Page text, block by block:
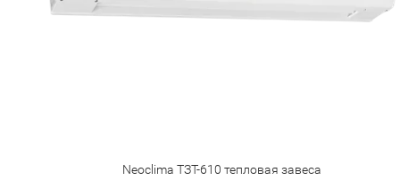
Neoclima ТЗТ-610 тепловая завеса